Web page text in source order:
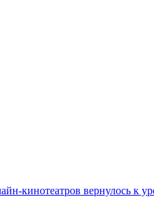
кинотеатров вернулось к